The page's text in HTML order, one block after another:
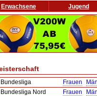
Erwachsene Jugend
Bundesliga Frauen
Nord
Frauen